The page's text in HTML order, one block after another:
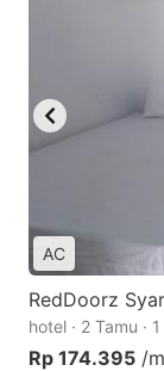
AC
RedDoorz
hotel · 2 Tamu ·
Rp 174.395 /